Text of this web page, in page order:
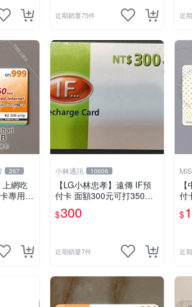
近期銷量75件 近
267
上網吃
專用上
小林通訊 10606
【LG小林忠孝】遠傳 IF預
付卡 面額300元可打350元
(儲值卡/補充卡)
$300
近期銷量7件
付
延
$
近